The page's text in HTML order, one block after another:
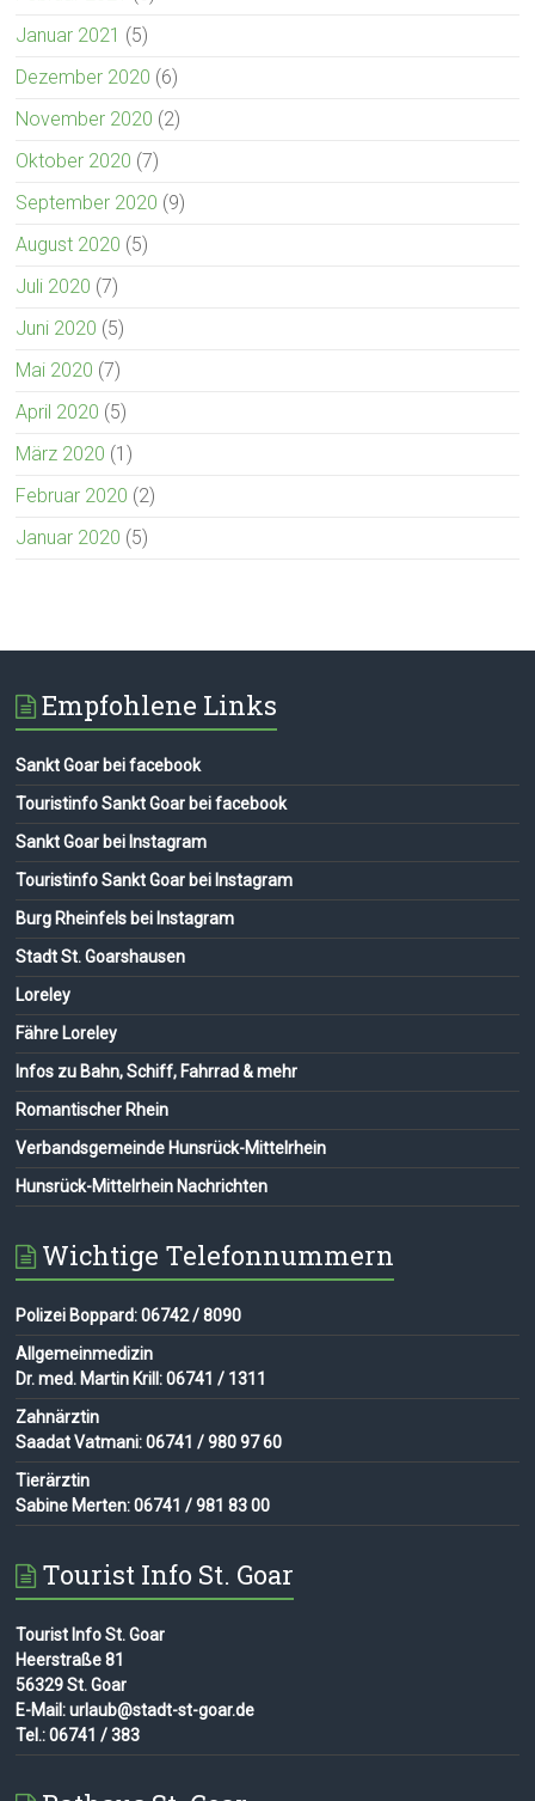
Januar 2021 (5)
Dezember 2020 (6)
November 2020 (2)
Oktober 2020 (7)
September 2020 (9)
August 2020 (5)
Juli 2020 (7)
Juni 2020 (5)
Mai 2020 (7)
April 2020 (5)
März 2020 (1)
Februar 2020 (2)
Januar 2020 (5)
Empfohlene Links
Sankt Goar bei facebook
Touristinfo Sankt Goar bei facebook
Sankt Goar bei Instagram
Touristinfo Sankt Goar bei Instagram
Burg Rheinfels bei Instagram
Stadt St. Goarshausen
Loreley
Fähre Loreley
Infos zu Bahn, Schiff, Fahrrad & mehr
Romantischer Rhein
Verbandsgemeinde Hunsrück-Mittelrhein
Hunsrück-Mittelrhein Nachrichten
Wichtige Telefonnummern
Polizei Boppard: 06742 / 8090
Allgemeinmedizin
Dr. med. Martin Krill: 06741 / 1311
Zahnärztin
Saadat Vatmani: 06741 / 980 97 60
Tierärztin
Sabine Merten: 06741 / 981 83 00
Tourist Info St. Goar
Tourist Info St. Goar
Heerstraße 81
56329 St. Goar
E-Mail: urlaub@stadt-st-goar.de
Tel.: 06741 / 383